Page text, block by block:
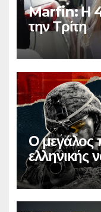
Marfin: Η
την Τρίτη
Ο μεγάλος
ελληνικής